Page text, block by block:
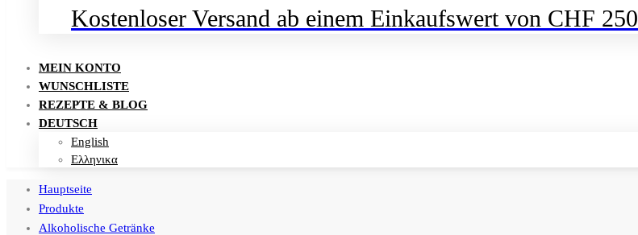
Kostenloser Versand ab einem Einkaufswert von CHF 250
MEIN KONTO
WUNSCHLISTE
REZEPTE & BLOG
DEUTSCH
English
Ελληνικα
Hauptseite
Produkte
Alkoholische Getränke